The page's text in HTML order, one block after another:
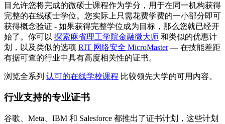
目允许您将完成的微硕士课程作为学分，用于在同一机构获得
完整的在线硕士学位。您实际上只需花费学费的一小部分即可
获得概念验证 - 如果获得完整学位成为目标，那么您就已经开
始了。你可以 探索麻省理工学院金融微大师 和类似的优惠计
划，以及类似的选项 RIT 网络安全 MicroMaster— 在技能差距
有据可查的行业中具有高度相关性的证书。
浏览全系列 认可的在线学校课程 比较领先大学的可用内容。
行业支持的专业证书
谷歌、Meta、IBM 和 Salesforce 都推出了证书计划，这些计划